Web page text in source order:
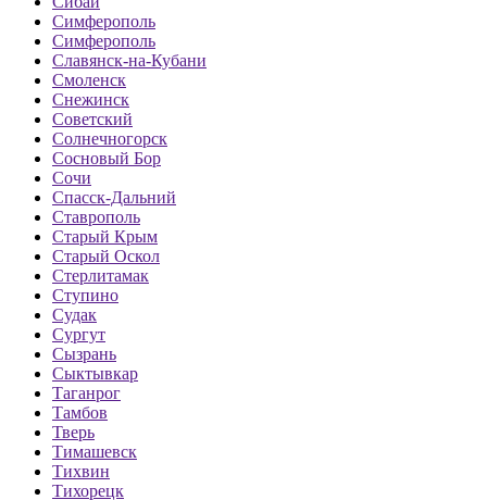
Симферополь
Симферополь
Славянск-на-Кубани
Смоленск
Снежинск
Советский
Солнечногорск
Сосновый Бор
Сочи
Спасск-Дальний
Ставрополь
Старый Крым
Старый Оскол
Стерлитамак
Ступино
Судак
Сургут
Сызрань
Сыктывкар
Таганрог
Тамбов
Тверь
Тимашевск
Тихвин
Тихорецк